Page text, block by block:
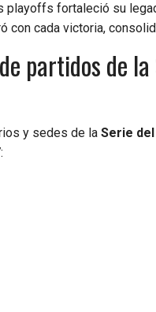
playoffs fortaleció su
con cada victoria,
partidos de
y sedes de la Serie